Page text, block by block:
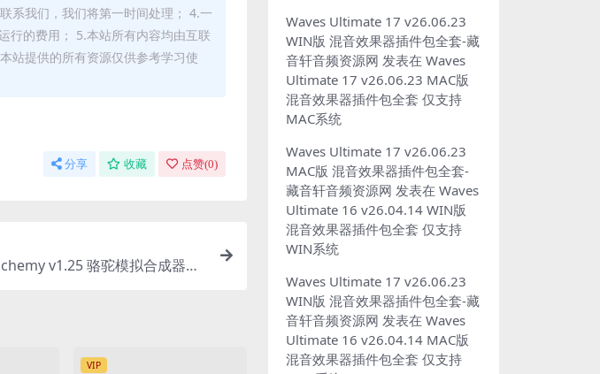
系我们，我们将第一时间处理； 4.一
行的费用； 5.本站所有内容均由互联
站提供的所有资源仅供参考学习使
分享 收藏 点赞(0)
v1.25 骆驼模拟合成器
VIP
Waves Ultimate 17 v26.06.23
WIN版 混音效果器插件包全套-藏
音轩音频资源网 发表在 Waves
Ultimate 17 v26.06.23 MAC版
混音效果器插件包全套 仅支持
MAC系统
Waves Ultimate 17 v26.06.23
MAC版 混音效果器插件包全套-
藏音轩音频资源网 发表在 Waves
Ultimate 16 v26.04.14 WIN版
混音效果器插件包全套 仅支持
WIN系统
Waves Ultimate 17 v26.06.23
WIN版 混音效果器插件包全套-藏
音轩音频资源网 发表在 Waves
Ultimate 16 v26.04.14 MAC版
混音效果器插件包全套 仅支持